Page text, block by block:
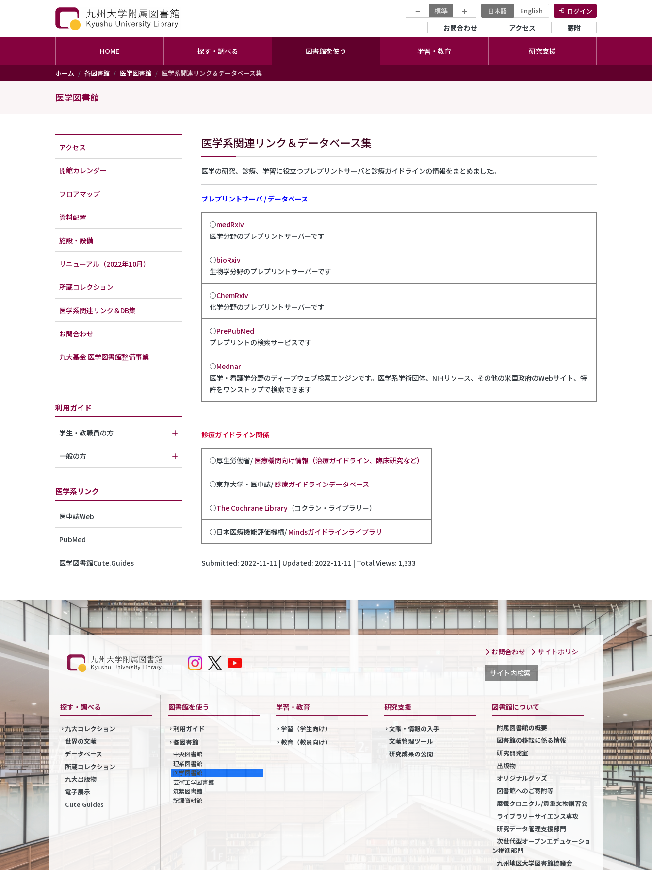
メインコンテンツに移動
− 標準 + 日本語 English ログイン
セカンダリーメニュー
お問合わせ アクセス 寄附
HOME 探す・調べる 図書館を使う 学習・教育 研究支援
ホーム 各図書館 医学図書館 医学系関連リンク＆データベース集
医学図書館
医学系関連リンク＆データベース集
医学の研究、診療、学習に役立つプレプリントサーバと診療ガイドラインの情報をまとめました。
プレプリントサーバ / データベース
○medRxiv
医学分野のプレプリントサーバーです
○bioRxiv
生物学分野のプレプリントサーバーです
○ChemRxiv
化学分野のプレプリントサーバーです
○PrePubMed
プレプリントの検索サービスです
○Mednar
医学・看護学分野のディープウェブ検索エンジンです。医学系学術団体、NIHリソース、その他の米国政府のWebサイト、特
許をワンストップで検索できます
診療ガイドライン関係
○厚生労働省/ 医療機関向け情報（治療ガイドライン、臨床研究など）
○東邦大学・医中誌/ 診療ガイドラインデータベース
○The Cochrane Library （コクラン・ライブラリー）
○日本医療機能評価機構/ Mindsガイドラインライブラリ
Submitted: 2022-11-11 | Updated: 2022-11-11 | Total Views: 1,333
アクセス
開館カレンダー
フロアマップ
資料配置
施設・設備
リニューアル（2022年10月）
所蔵コレクション
医学系関連リンク＆DB集
お問合わせ
九大基金 医学図書館整備事業
利用ガイド
学生・教職員の方
一般の方
医学系リンク
医中誌Web
PubMed
医学図書館Cute.Guides
お問合わせ サイトポリシー
サイト内検索
探す・調べる
九大コレクション
世界の文献
データベース
所蔵コレクション
九大出版物
電子展示
Cute.Guides
図書館を使う
利用ガイド
各図書館
中央図書館
理系図書館
医学図書館
芸術工学図書館
筑紫図書館
記録資料館
学習・教育
学習（学生向け）
教育（教員向け）
研究支援
文献・情報の入手
文献管理ツール
研究成果の公開
図書館について
附属図書館の概要
図書館の移転に係る情報
研究開発室
出版物
オリジナルグッズ
図書館へのご寄附等
展観クロニクル/貴重文物講習会
ライブラリーサイエンス専攻
研究データ管理支援部門
次世代型オープンエデュケーショ
ン推進部門
九州地区大学図書館協議会